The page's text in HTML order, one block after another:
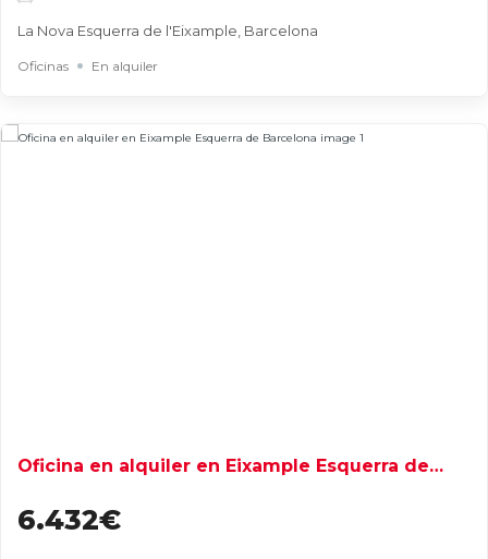
La Nova Esquerra de l'Eixample, Barcelona
Oficinas En alquiler
Oficina en alquiler en Eixample Esquerra de
6.432€